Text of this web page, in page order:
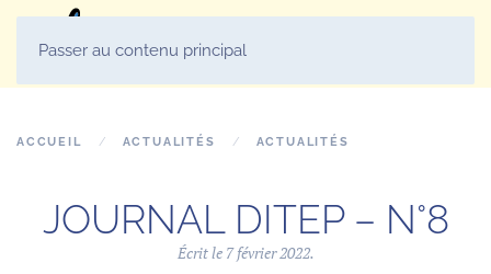
Passer au contenu principal
ACCUEIL ACTUALITÉS ACTUALITÉS
JOURNAL DITEP – N°8
Écrit le 7 février 2022.